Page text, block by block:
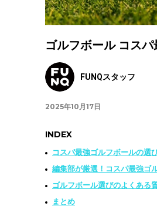
ゴルフボール コス
FUNQスタッフ
2025年10月17日
INDEX
コスパ最強ゴルフボールの選
編集部が厳選！コスパ最強ゴ
ゴルフボール選びのよくある
まとめ